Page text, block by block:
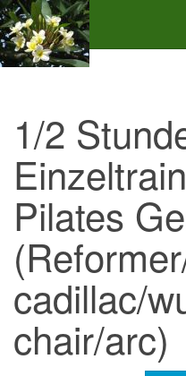
1/2
Pilates
cadillac/
chair/arc)